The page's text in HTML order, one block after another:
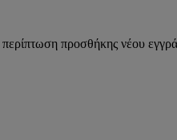
προσθήκης νέου